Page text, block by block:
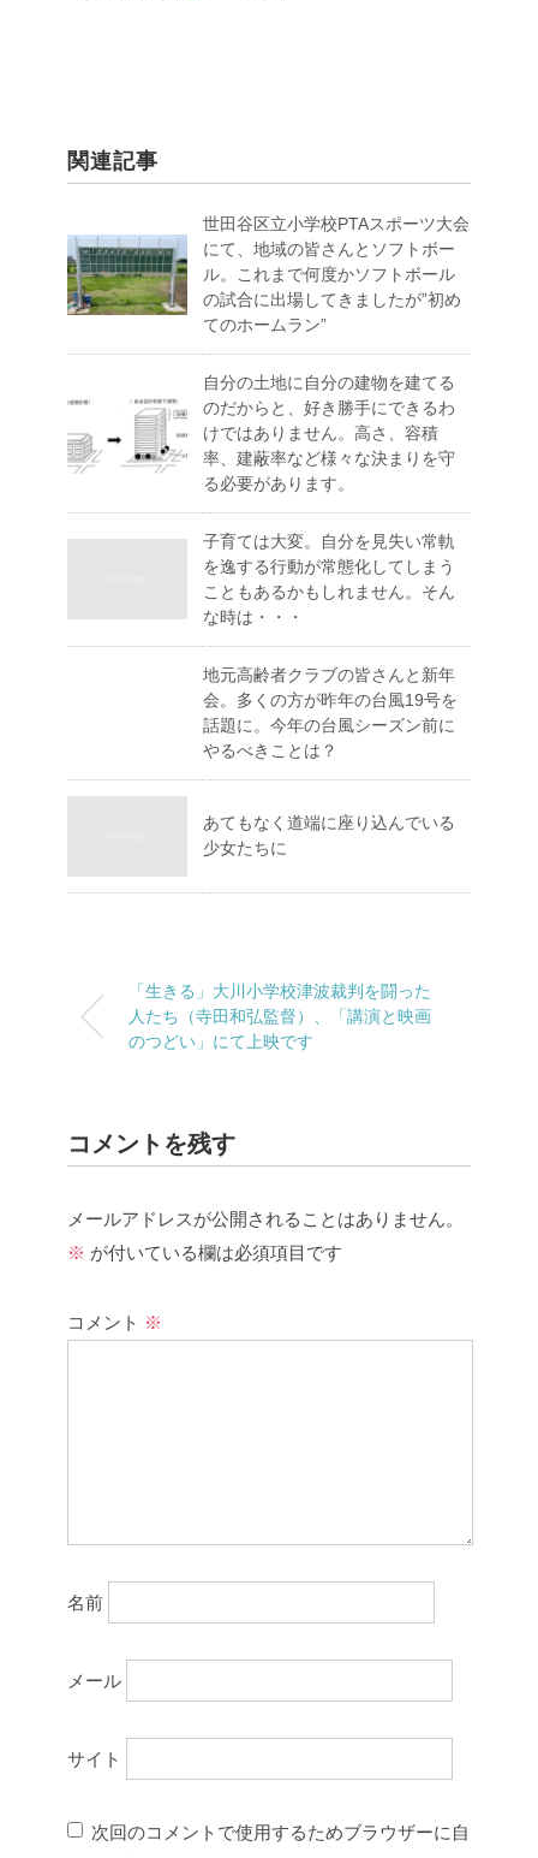
関連記事
世田谷区立小学校PTAスポーツ大会
にて、地域の皆さんとソフトボー
ル。これまで何度かソフトボール
の試合に出場してきましたが”初め
てのホームラン”
自分の土地に自分の建物を建てる
のだからと、好き勝手にできるわ
けではありません。高さ、容積
率、建蔽率など様々な決まりを守
る必要があります。
子育ては大変。自分を見失い常軌
を逸する行動が常態化してしまう
こともあるかもしれません。そん
な時は・・・
地元高齢者クラブの皆さんと新年
会。多くの方が昨年の台風19号を
話題に。今年の台風シーズン前に
やるべきことは？
あてもなく道端に座り込んでいる
少女たちに
「生きる」大川小学校津波裁判を闘った
人たち（寺田和弘監督）、「講演と映画
のつどい」にて上映です
コメントを残す
メールアドレスが公開されることはありません。
※ が付いている欄は必須項目です
コメント ※
名前
メール
サイト
次回のコメントで使用するためブラウザーに自